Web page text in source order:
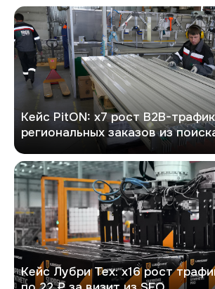
PitON
Кейс PitON: х7 рост B2B-
региональных заказов из
Лубри Тех
Кейс Лубри Тех: х16 рост